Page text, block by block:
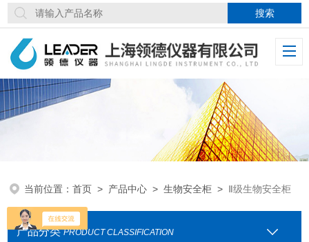
当前位置：首页 > 产品中心 >生物安全柜 > Ⅱ级生物安全柜
产品分类 PRODUCT CLASSIFICATION